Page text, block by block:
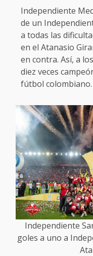
Independiente
de un
a todas las
en el Atanasio
en contra. Así, a
diez veces
fútbol colombiano.
Independiente
goles a uno a